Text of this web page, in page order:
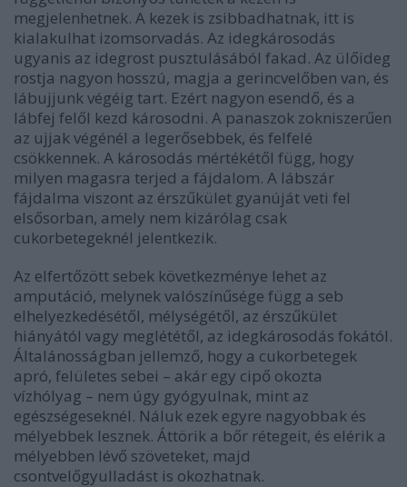
megjelenhetnek. A kezek is zsibbadhatnak, itt is
kialakulhat izomsorvadás. Az idegkárosodás
ugyanis az idegrost pusztulásából fakad. Az ülőideg
rostja nagyon hosszú, magja a gerincvelőben van, és
lábujjunk végéig tart. Ezért nagyon esendő, és a
lábfej felől kezd károsodni. A panaszok zokniszerűen
az ujjak végénél a legerősebbek, és felfelé
csökkennek. A károsodás mértékétől függ, hogy
milyen magasra terjed a fájdalom. A lábszár
fájdalma viszont az érszűkület gyanúját veti fel
elsősorban, amely nem kizárólag csak
cukorbetegeknél jelentkezik.
Az elfertőzött sebek következménye lehet az
amputáció, melynek valószínűsége függ a seb
elhelyezkedésétől, mélységétől, az érszűkület
hiányától vagy meglététől, az idegkárosodás fokától.
Általánosságban jellemző, hogy a cukorbetegek
apró, felületes sebei – akár egy cipő okozta
vízhólyag – nem úgy gyógyulnak, mint az
egészségeseknél. Náluk ezek egyre nagyobbak és
mélyebbek lesznek. Áttörik a bőr rétegeit, és elérik a
mélyebben lévő szöveteket, majd
csontvelőgyulladást is okozhatnak.